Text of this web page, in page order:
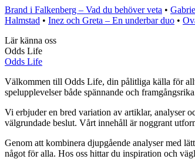
Brand i Falkenberg – Vad du behöver veta •
Halmstad • Inez och Greta – En underbar duo •
Lär känna oss
Odds Life
Odds Life
Välkommen till Odds Life, din pålitliga källa för
spelupplevelser både spännande och
Vi erbjuder en bred variation av artiklar, analyser
välgrundade beslut. Vårt innehåll är noggrant
Genom att kombinera djupgående analyser med
något för alla. Hos oss hittar du inspiration och